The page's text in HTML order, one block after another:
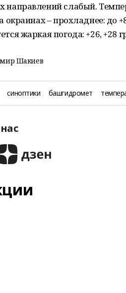
направлений слабый.
окраинах – прохладнее: до
жаркая погода: +26, +28
Шакиев
синоптики башгидромет